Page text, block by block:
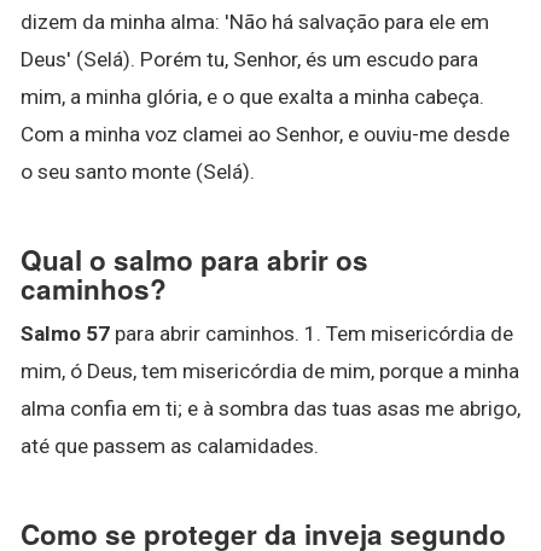
dizem da minha alma: 'Não há salvação para ele em
Deus' (Selá). Porém tu, Senhor, és um escudo para
mim, a minha glória, e o que exalta a minha cabeça.
Com a minha voz clamei ao Senhor, e ouviu-me desde
o seu santo monte (Selá).
Qual o salmo para abrir os
caminhos?
Salmo 57 para abrir caminhos. 1. Tem misericórdia de
mim, ó Deus, tem misericórdia de mim, porque a minha
alma confia em ti; e à sombra das tuas asas me abrigo,
até que passem as calamidades.
Como se proteger da inveja segundo